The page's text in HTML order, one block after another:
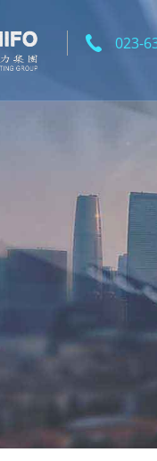
023-